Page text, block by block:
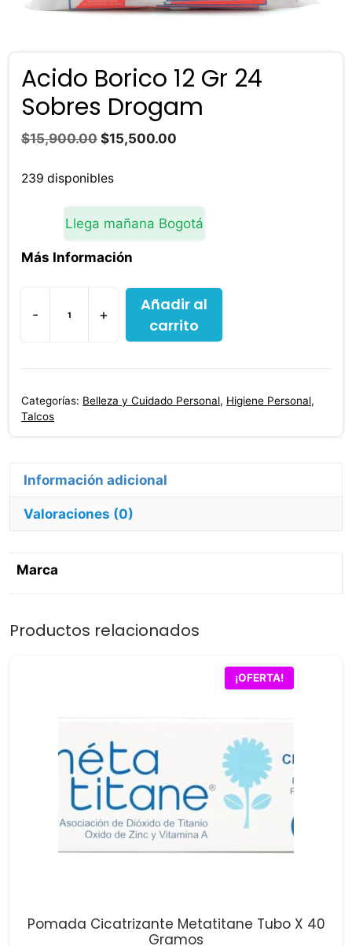
Acido Borico 12 Gr 24
Sobres Drogam
$15,900.00 El
original
$15,900.00.
$15,500.00
$15,500.00.
239 disponibles
Llega mañana Bogotá
Más Información
-
Acido
Borico
12
24
cantidad
+
Añadir al
carrito
Categorías: Belleza y Cuidado Personal, Higiene Personal,
Talcos
Información adicional
Valoraciones (0)
Marca
Productos relacionados
¡OFERTA!
Pomada Cicatrizante Metatitane Tubo X 40
Gramos